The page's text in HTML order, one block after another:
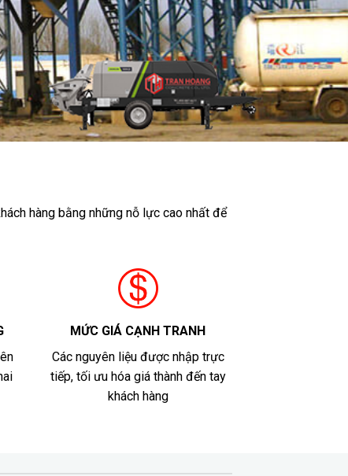
hàng bằng những nỗ lực cao nhất để
MỨC GIÁ CẠNH TRANH
Các nguyên liệu được nhập trực
tiếp, tối ưu hóa giá thành đến tay
khách hàng